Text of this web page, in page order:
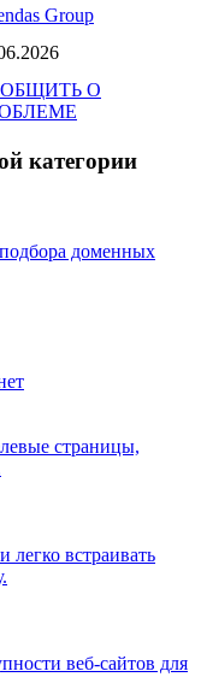
Group
О
категории
доменных
страницы,
встраивать
веб-сайтов для